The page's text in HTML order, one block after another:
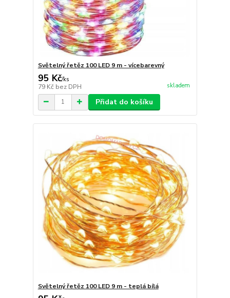
Světelný řetěz 100 LED 9 m - vícebarevný
95 Kč/ks
79 Kč bez DPH skladem
Přidat do košíku
Světelný řetěz 100 LED 9 m - teplá bílá